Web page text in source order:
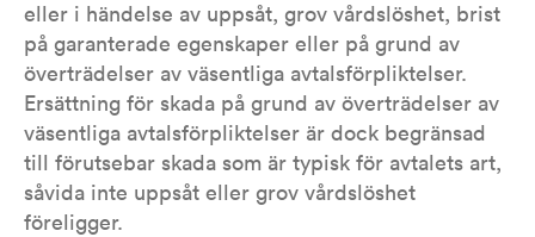
eller i händelse av uppsåt, grov vårdslöshet, brist
på garanterade egenskaper eller på grund av
överträdelser av väsentliga avtalsförpliktelser.
Ersättning för skada på grund av överträdelser av
väsentliga avtalsförpliktelser är dock begränsad
till förutsebar skada som är typisk för avtalets art,
såvida inte uppsåt eller grov vårdslöshet
föreligger.